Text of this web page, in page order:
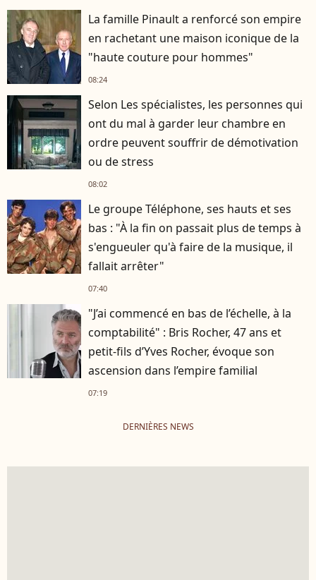
La famille Pinault a renforcé son empire
en rachetant une maison iconique de la
"haute couture pour hommes"
08:24
Selon Les spécialistes, les personnes qui
ont du mal à garder leur chambre en
ordre peuvent souffrir de démotivation
ou de stress
08:02
Le groupe Téléphone, ses hauts et ses
bas : "À la fin on passait plus de temps à
s'engueuler qu'à faire de la musique, il
fallait arrêter"
07:40
"J’ai commencé en bas de l’échelle, à la
comptabilité" : Bris Rocher, 47 ans et
petit-fils d’Yves Rocher, évoque son
ascension dans l’empire familial
07:19
DERNIÈRES NEWS